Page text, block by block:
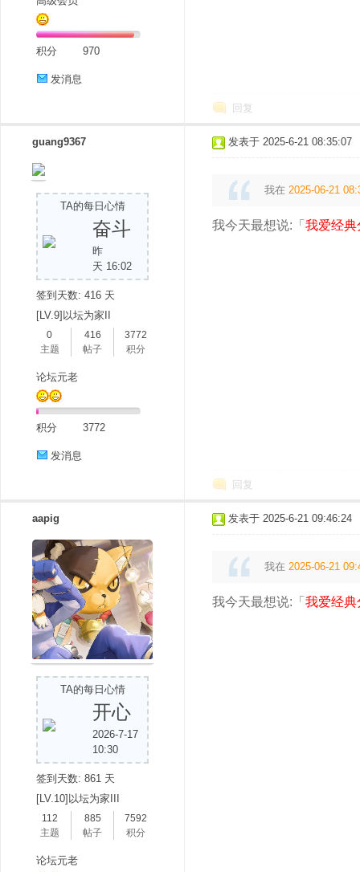
积分 970
发消息
回复
guang9367
TA的每日心情
奋斗
昨
天 16:02
签到天数: 416 天
[LV.9]以坛为家II
0
主题
416
帖子
3772
积分
论坛元老
积分 3772
发消息
发表于 2025-6-21 08:35:07
我在 2025-06-21
我今天最想说:「 我爱经典
回复
aapig
TA的每日心情
开心
2026-7-17
10:30
签到天数: 861 天
[LV.10]以坛为家III
112
主题
885
帖子
7592
积分
论坛元老
发表于 2025-6-21 09:46:24
我在 2025-06-21
我今天最想说:「 我爱经典